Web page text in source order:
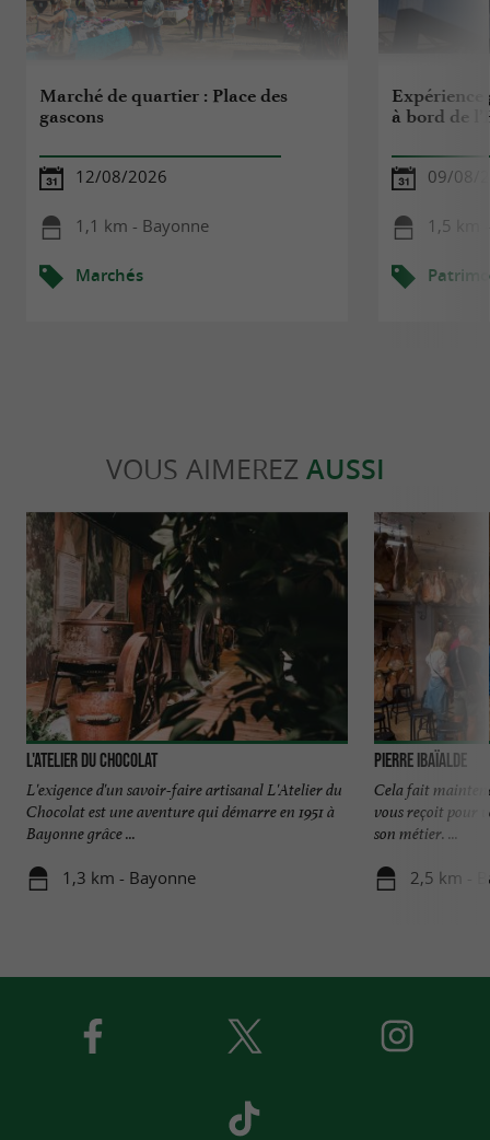
Marché de quartier : Place des
gascons
12/08/2026
1,1 km - Bayonne
Marchés
à bord de
09/08/
1,5 km
VOUS AIMEREZ AUSSI
L'Atelier du Chocolat
L'exigence d'un savoir-faire artisanal L'Atelier du
Chocolat est une aventure qui démarre en 1951 à
Bayonne grâce ...
1,3 km - Bayonne
Pierre Ibaïalde
Cela fait
vous reçoit pour
son métier. ...
2,5 km -